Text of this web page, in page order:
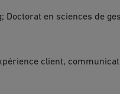
Doctorat en sciences de
client,